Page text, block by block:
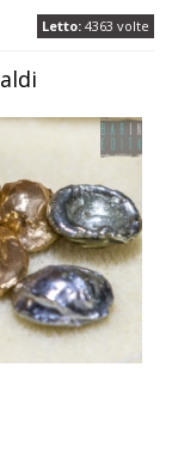
Letto: 4363 volte